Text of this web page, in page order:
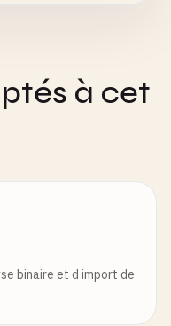
à cet
binaire et d import de